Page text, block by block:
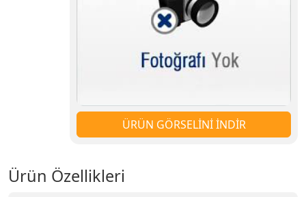
ÜRÜN GÖRSELİNİ İNDİR
Ürün Özellikleri